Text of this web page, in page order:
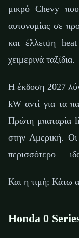
μικρό Chevy
αυτονομίας σε
και έλλειψη
χειμερινά ταξίδια.
Η έκδοση 2027
kW αντί για τα
Πρώτη μπαταρία
στην Αμερική. Οι
περισσότερο —
Και η τιμή; Κάτω
Honda 0